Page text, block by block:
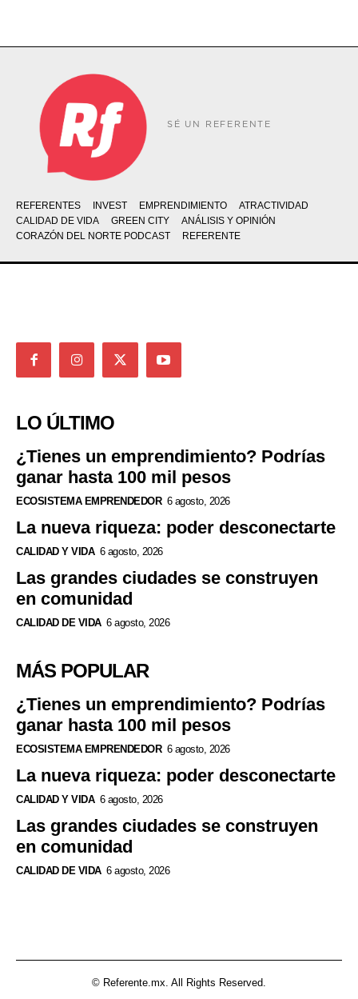
SÉ UN REFERENTE
REFERENTES INVEST EMPRENDIMIENTO
ATRACTIVIDAD
CALIDAD DE VIDA
GREEN CITY
ANÁLISIS Y OPINIÓN
CORAZÓN DEL NORTE PODCAST
REFERENTE
LO ÚLTIMO
¿Tienes un emprendimiento? Podrías
ganar hasta 100 mil pesos
ECOSISTEMA EMPRENDEDOR 6 agosto, 2026
La nueva riqueza: poder desconectarte
CALIDAD Y VIDA 6 agosto, 2026
Las grandes ciudades se construyen
en comunidad
CALIDAD DE VIDA 6 agosto, 2026
MÁS POPULAR
¿Tienes un emprendimiento? Podrías
ganar hasta 100 mil pesos
ECOSISTEMA EMPRENDEDOR 6 agosto, 2026
La nueva riqueza: poder desconectarte
CALIDAD Y VIDA 6 agosto, 2026
Las grandes ciudades se construyen
en comunidad
CALIDAD DE VIDA 6 agosto, 2026
© Referente.mx. All Rights Reserved.